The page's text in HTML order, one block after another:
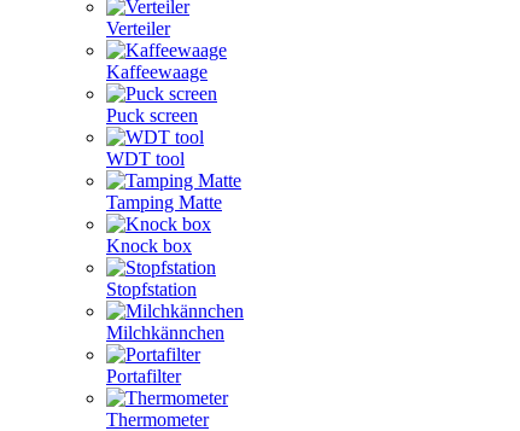
Verteiler
Kaffeewaage
Puck screen
WDT tool
Tamping Matte
Knock box
Stopfstation
Milchkännchen
Portafilter
Thermometer